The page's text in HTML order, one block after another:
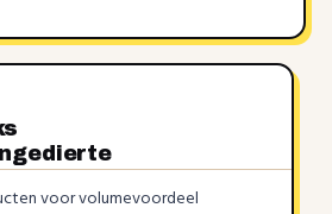
voor volumevoordeel